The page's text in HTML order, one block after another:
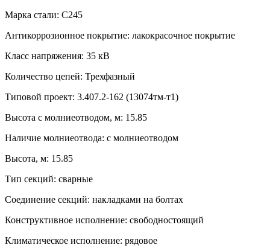
Марка стали: С245
Антикоррозионное покрытие: лакокрасочное покрытие
Класс напряжения: 35 кВ
Количество цепей: Трехфазный
Типовой проект: 3.407.2-162 (13074тм-т1)
Высота с молниеотводом, м: 15.85
Наличие молниеотвода: с молниеотводом
Высота, м: 15.85
Тип секций: сварные
Соединение секций: накладками на болтах
Конструктивное исполнение: свободностоящий
Климатическое исполнение: рядовое